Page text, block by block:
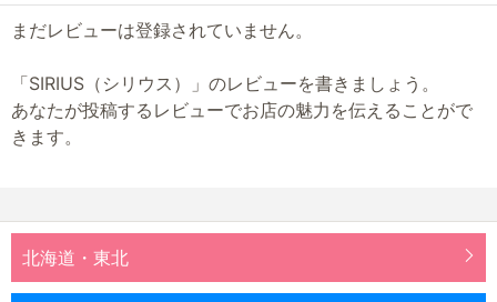
まだレビューは登録されていません。
「SIRIUS（シリウス）」のレビューを書きましょう。
あなたが投稿するレビューでお店の魅力を伝えることがで
きます。
北海道・東北